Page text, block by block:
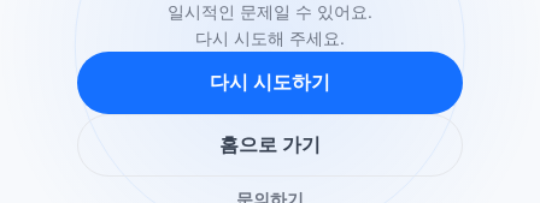
일시적인 문제일 수 있어요.
다시 시도해 주세요.
다시 시도하기
홈으로 가기
문의하기